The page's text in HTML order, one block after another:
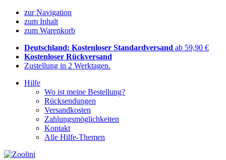
zur Navigation
zum Inhalt
zum Warenkorb
Deutschland: Kostenloser Standardversand ab 59,90 €
Kostenloser Rückversand
Zustellung in 2 Werktagen.
Hilfe
Wo ist meine Bestellung?
Rücksendungen
Versandkosten
Zahlungsmöglichkeiten
Kontakt
Alle Hilfe-Themen